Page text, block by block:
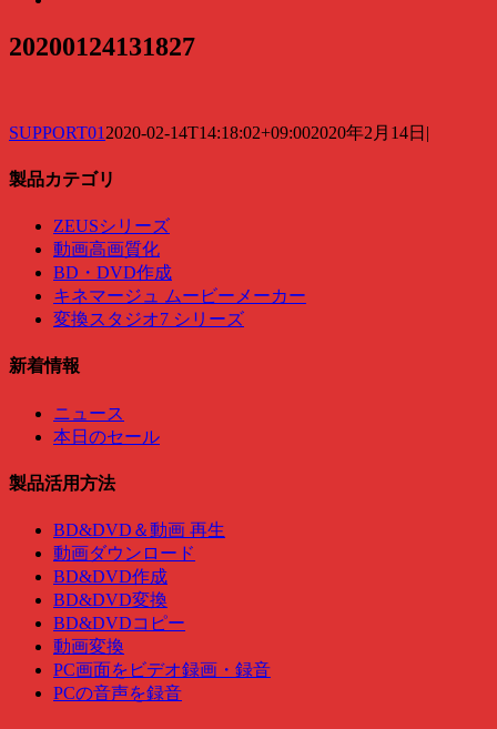
20200124131827
SUPPORT01 2020-02-14T14:18:02+09:002020年2月14日 |
製品カテゴリ
ZEUSシリーズ
動画高画質化
BD・DVD作成
キネマージュ ムービーメーカー
変換スタジオ7 シリーズ
新着情報
ニュース
本日のセール
製品活用方法
BD&DVD＆動画 再生
動画ダウンロード
BD&DVD作成
BD&DVD変換
BD&DVDコピー
動画変換
PC画面をビデオ録画・録音
PCの音声を録音